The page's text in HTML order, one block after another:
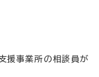
援事業所の相談員が